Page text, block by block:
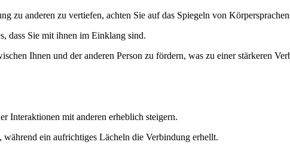
zu anderen zu vertiefen, achten Sie auf das Spiegeln von
dass Sie mit ihnen im Einklang sind.
Ihnen und der anderen Person zu fördern, was zu einer stärkeren
Interaktionen mit anderen erheblich steigern.
ein aufrichtiges Lächeln die Verbindung erhellt.